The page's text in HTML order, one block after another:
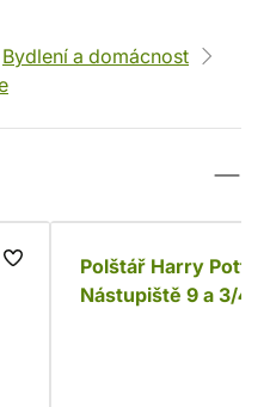
Bydlení a domácnost
Polštář Harry
Nástupiště 9 a 3/4,